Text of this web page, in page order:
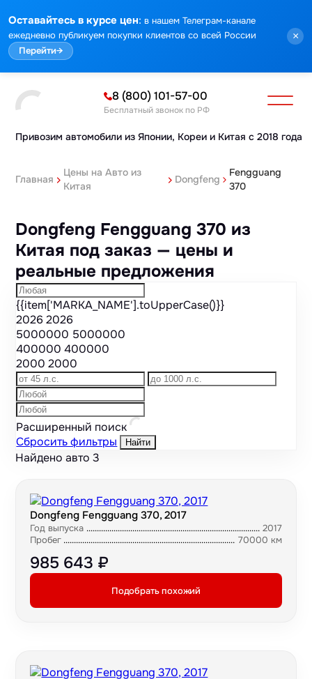
Оставайтесь в курсе цен: в нашем Телеграм-канале
ежедневно публикуем покупки клиентов со всей России
Перейти→
×
Привозим автомобили из Японии, Кореи и Китая с 2018 года
8 (800) 101-57-00
Бесплатный звонок по РФ
Главная
Цены на Авто из
Китая
Dongfeng
Fengguang
370
Dongfeng Fengguang 370 из
Китая под заказ — цены и
реальные предложения
{{item['MARKA_NAME'].toUpperCase()}}
20262026
5000000 5000000
400000400000
20002000
Расширенный поиск
Сбросить фильтры
Найти
Найдено авто3
Dongfeng Fengguang 370, 2017
Год выпуска
2017
Пробег
70000 км
985 643 ₽
Подобрать похожий